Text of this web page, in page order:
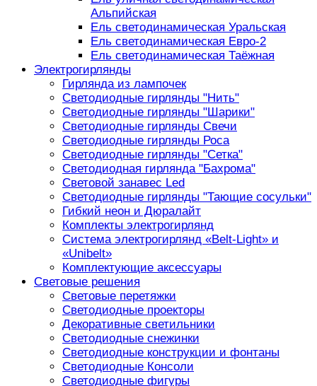
Альпийская
Ель светодинамическая Уральская
Ель светодинамическая Евро-2
Ель светодинамическая Таёжная
Электрогирлянды
Гирлянда из лампочек
Светодиодные гирлянды "Нить"
Светодиодные гирлянды "Шарики"
Светодиодные гирлянды Свечи
Светодиодные гирлянды Роса
Светодиодные гирлянды "Сетка"
Светодиодная гирлянда "Бахрома"
Световой занавес Led
Светодиодные гирлянды "Тающие сосульки"
Гибкий неон и Дюралайт
Комплекты электрогирлянд
Система электрогирлянд «Belt-Light» и
«Unibelt»
Комплектующие аксессуары
Световые решения
Световые перетяжки
Светодиодные проекторы
Декоративные светильники
Светодиодные снежинки
Светодиодные конструкции и фонтаны
Светодиодные Консоли
Светодиодные фигуры